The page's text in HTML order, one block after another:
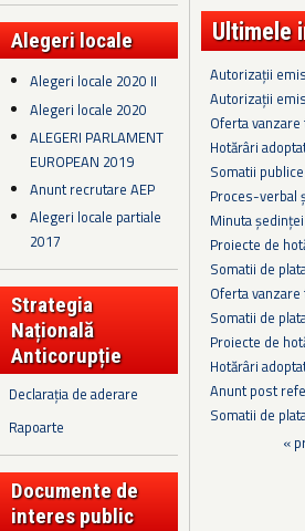
Alegeri locale
Alegeri locale 2020 II
Alegeri locale 2020
ALEGERI PARLAMENT
EUROPEAN 2019
Anunt recrutare AEP
Alegeri locale partiale
2017
Strategia
Națională
Anticorupție
Declarația de aderare
Rapoarte
Documente de
interes public
Ultimele
Autorizații
Autorizații
Oferta
Hotărâri
Somatii
Proces-verbal
Minuta
Proiecte de
Somatii de
Oferta
Somatii de
Proiecte de
Hotărâri
Anunt post
Somatii de
«